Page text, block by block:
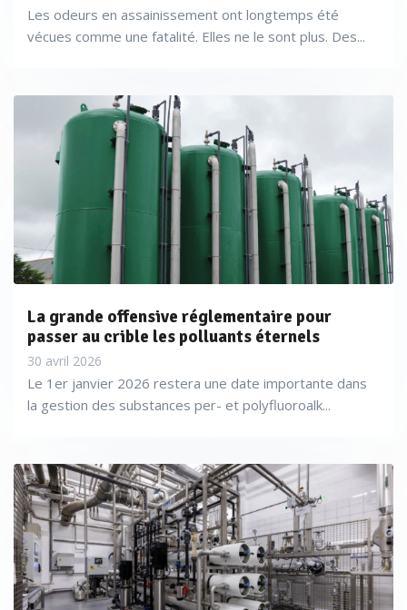
Les odeurs en assainissement ont longtemps été
vécues comme une fatalité. Elles ne le sont plus. Des...
La grande offensive réglementaire pour
passer au crible les polluants éternels
30 avril 2026
Le 1er janvier 2026 restera une date importante dans
la gestion des substances per- et polyfluoroalk...